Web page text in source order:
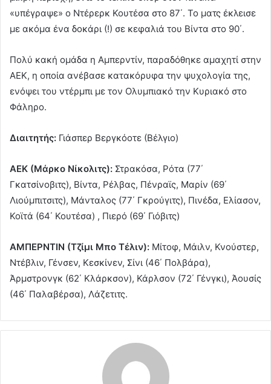
«υπέγραψε» ο Ντέρερκ Κουτέσα στο 87΄. Το ματς έκλεισε
με ακόμα ένα δοκάρι (!) σε κεφαλιά του Βίντα στο 90΄.
Πολύ κακή ομάδα η Αμπερντίν, παραδόθηκε αμαχητί στην
ΑΕΚ, η οποία ανέβασε κατακόρυφα την ψυχολογία της,
ενόψει του ντέρμπι με τον Ολυμπιακό την Κυριακό στο
Φάληρο.
Διαιτητής: Γιάσπερ Βεργκόοτε (Βέλγιο)
ΑΕΚ (Μάρκο Νίκολιτς): Στρακόσα, Ρότα (77΄
Γκατσίνοβιτς), Βίντα, Ρέλβας, Πένραϊς, Μαρίν (69΄
Λιούμπιτσιτς), Μάνταλος (77΄ Γκρούγιτς), Πινέδα, Ελίασον,
Κοϊτά (64΄ Κουτέσα) , Πιερό (69΄ Γιόβιτς)
ΑΜΠΕΡΝΤΙΝ (Τζίμι Μπο Τέλιν): Μίτοφ, Μάιλν, Κνούστερ,
Ντέβλιν, Γένσεν, Κεσκίνεν, Σίνι (46΄ Πολβάρα),
Άρμστρονγκ (62΄ Κλάρκσον), Κάρλσον (72΄ Γένγκι), Άουσίς
(46΄ Παλαβέρσα), Λάζετιτς.